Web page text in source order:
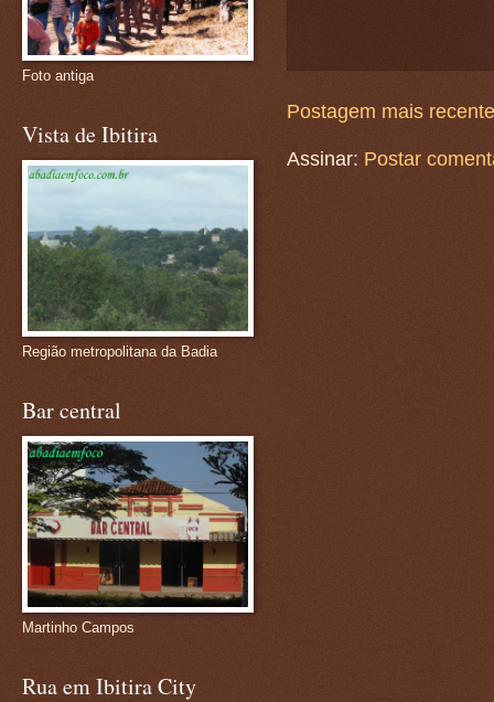
Postagem mais recente
Assinar: Postar
Foto antiga
Vista de Ibitira
Região metropolitana da Badia
Bar central
Martinho Campos
Rua em Ibitira City